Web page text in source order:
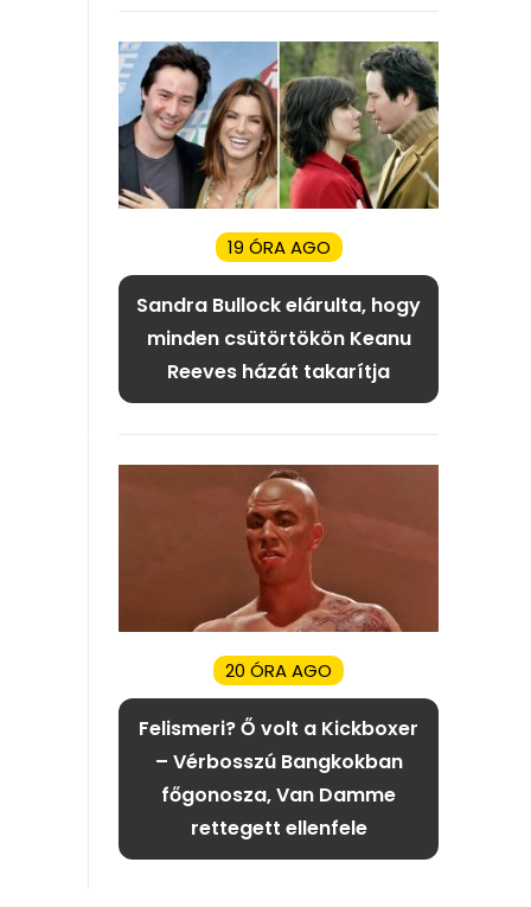
19 ÓRA AGO
Sandra Bullock elárulta, hogy
minden csütörtökön Keanu
Reeves házát takarítja
20 ÓRA AGO
Felismeri? Ő volt a Kickboxer
– Vérbosszú Bangkokban
főgonosza, Van Damme
rettegett ellenfele